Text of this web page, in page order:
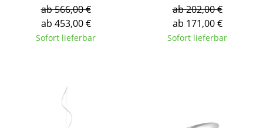
Vasen
Tabletts
Aufbewahrungsboxen
ab 566,00 €
ab 453,00 €
Sofort lieferbar
ab 202,00 €
ab 171,00 €
Sofort lieferbar